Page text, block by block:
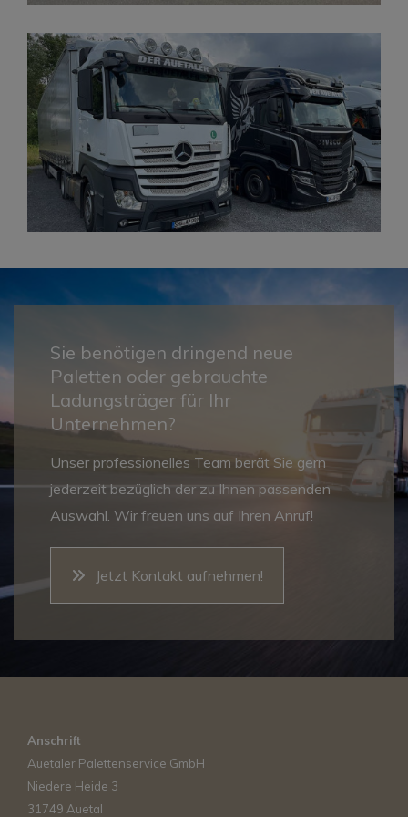
Sie benötigen dringend neue
Paletten oder gebrauchte
Ladungsträger für Ihr
Unternehmen?
Unser professionelles Team berät Sie gern
jederzeit bezüglich der zu Ihnen passenden
Auswahl. Wir freuen uns auf Ihren Anruf!
Jetzt Kontakt aufnehmen!
Anschrift
Auetaler Palettenservice GmbH
Niedere Heide 3
31749 Auetal